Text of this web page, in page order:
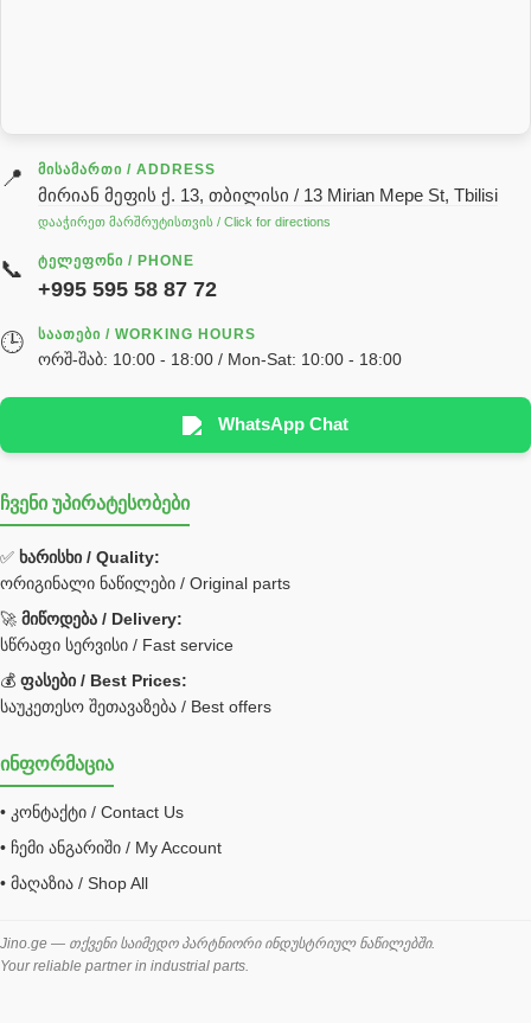
გადაცემათა კოლოფის ზეთი( კარობკის ზეთი)
ძრავის ზეთი
ჰიდრავლიკის ზეთი
реек
სხადასხვა
Hyva
უჟანგავი ფოლადი
Bobcat ფილტრი
Caterpillar ფილტრი
JCB ფილტრი
ქვაბი გათბობა მილები
შემაერთებელი / გადამყვანი UNF ORFS
შემაერთებელი BSPP /გადამყვანი
შესაფუთი მანქანა ვაკუმით
შლანგი
საწვავის შლანგი
📍 ᲛᲘᲡᲐᲛᲐᲠᲗᲘ / ADDRESS
მირიან მეფის ქ. 13, თბილისი / 13 Mirian Mepe St, Tbilisi
დააჭირეთ მარშრუტისთვის / Click for directions
📞 ᲢᲔᲚᲔᲤᲝᲜᲘ / PHONE
+995 595 58 87 72
🕒 ᲡᲐᲐᲗᲔᲑᲘ / WORKING HOURS
ორშ-შაბ: 10:00 - 18:00 / Mon-Sat: 10:00 - 18:00
WhatsApp Chat
ჩვენი უპირატესობები
✅ ხარისხი / Quality:
ორიგინალი ნაწილები / Original parts
🚀 მიწოდება / Delivery:
სწრაფი სერვისი / Fast service
💰 ფასები / Best Prices:
საუკეთესო შეთავაზება / Best offers
ინფორმაცია
• კონტაქტი / Contact Us
• ჩემი ანგარიში / My Account
• მაღაზია / Shop All
Jino.ge — თქვენი საიმედო პარტნიორი ინდუსტრიულ ნაწილებში.
Your reliable partner in industrial parts.